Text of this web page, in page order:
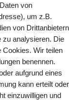
Instagram
von
um z.B.
von Drittanbietern
zu analysieren. Die
Cookies. Wir teilen
benennen.
aufgrund eines
kann erteilt oder
einzuwilligen und